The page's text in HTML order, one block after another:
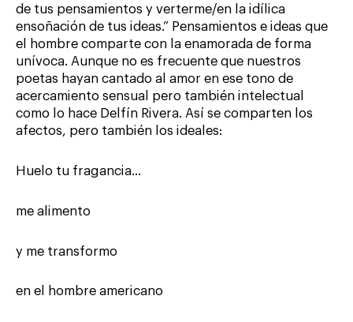
de tus pensamientos y verterme/en la idílica
ensoñación de tus ideas.” Pensamientos e ideas que
el hombre comparte con la enamorada de forma
unívoca. Aunque no es frecuente que nuestros
poetas hayan cantado al amor en ese tono de
acercamiento sensual pero también intelectual
como lo hace Delfín Rivera. Así se comparten los
afectos, pero también los ideales:
Huelo tu fragancia…
me alimento
y me transformo
en el hombre americano